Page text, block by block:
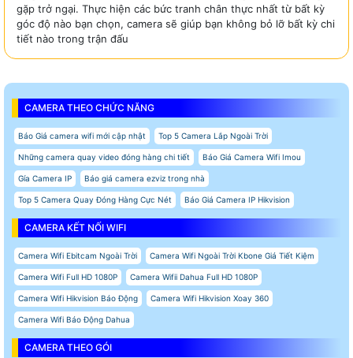
gặp trở ngại. Thực hiện các bức tranh chân thực nhất từ bất kỳ
góc độ nào bạn chọn, camera sẽ giúp bạn không bỏ lỡ bất kỳ chi
tiết nào trong trận đấu
CAMERA THEO CHỨC NĂNG
Báo Giá camera wifi mới cập nhật Top 5 Camera Lắp Ngoài Trời
Những camera quay video đóng hàng chi tiết Báo Giá Camera Wifi Imou
Gía Camera IP Báo giá camera ezviz trong nhà
Top 5 Camera Quay Đóng Hàng Cực Nét Báo Giá Camera IP Hikvision
CAMERA KẾT NỐI WIFI
Camera Wifi Ebitcam Ngoài Trời Camera Wifi Ngoài Trời Kbone Giá Tiết Kiệm
Camera Wifi Full HD 1080P Camera Wifii Dahua Full HD 1080P
Camera Wifi Hikvision Báo Động Camera Wifi Hikvision Xoay 360
Camera Wifi Báo Động Dahua
CAMERA THEO GÓI